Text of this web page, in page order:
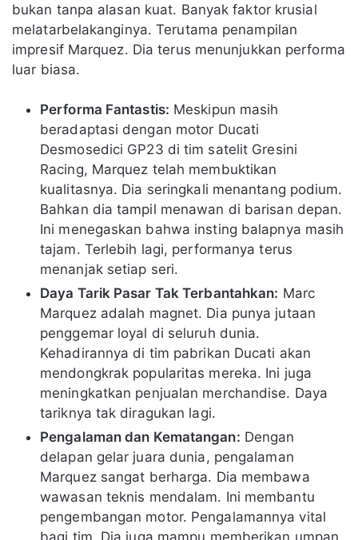
bukan tanpa alasan kuat. Banyak faktor krusial
melatarbelakanginya. Terutama penampilan
impresif Marquez. Dia terus menunjukkan performa
luar biasa.
Performa Fantastis: Meskipun masih
beradaptasi dengan motor Ducati
Desmosedici GP23 di tim satelit Gresini
Racing, Marquez telah membuktikan
kualitasnya. Dia seringkali menantang podium.
Bahkan dia tampil menawan di barisan depan.
Ini menegaskan bahwa insting balapnya masih
tajam. Terlebih lagi, performanya terus
menanjak setiap seri.
Daya Tarik Pasar Tak Terbantahkan: Marc
Marquez adalah magnet. Dia punya jutaan
penggemar loyal di seluruh dunia.
Kehadirannya di tim pabrikan Ducati akan
mendongkrak popularitas mereka. Ini juga
meningkatkan penjualan merchandise. Daya
tariknya tak diragukan lagi.
Pengalaman dan Kematangan: Dengan
delapan gelar juara dunia, pengalaman
Marquez sangat berharga. Dia membawa
wawasan teknis mendalam. Ini membantu
pengembangan motor. Pengalamannya vital
bagi tim. Dia juga mampu memberikan umpan